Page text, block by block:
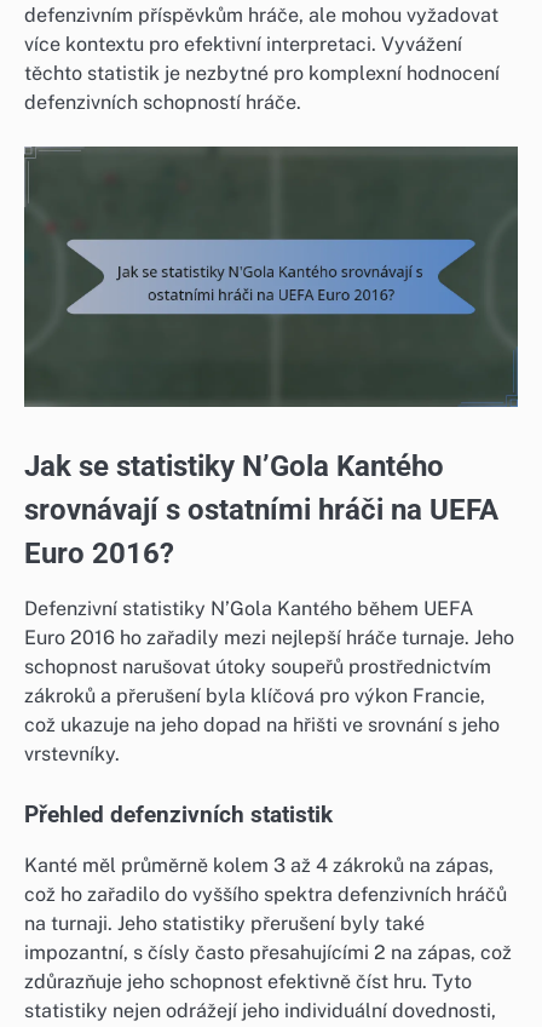
defenzivním příspěvkům hráče, ale mohou vyžadovat
více kontextu pro efektivní interpretaci. Vyvážení
těchto statistik je nezbytné pro komplexní hodnocení
defenzivních schopností hráče.
Jak se statistiky N’Gola Kantého
srovnávají s ostatními hráči na UEFA
Euro 2016?
Defenzivní statistiky N’Gola Kantého během UEFA
Euro 2016 ho zařadily mezi nejlepší hráče turnaje. Jeho
schopnost narušovat útoky soupeřů prostřednictvím
zákroků a přerušení byla klíčová pro výkon Francie,
což ukazuje na jeho dopad na hřišti ve srovnání s jeho
vrstevníky.
Přehled defenzivních statistik
Kanté měl průměrně kolem 3 až 4 zákroků na zápas,
což ho zařadilo do vyššího spektra defenzivních hráčů
na turnaji. Jeho statistiky přerušení byly také
impozantní, s čísly často přesahujícími 2 na zápas, což
zdůrazňuje jeho schopnost efektivně číst hru. Tyto
statistiky nejen odrážejí jeho individuální dovednosti,